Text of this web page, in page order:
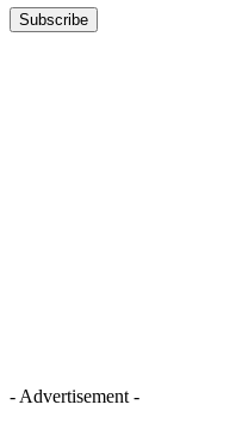
Subscribe
- Advertisement -